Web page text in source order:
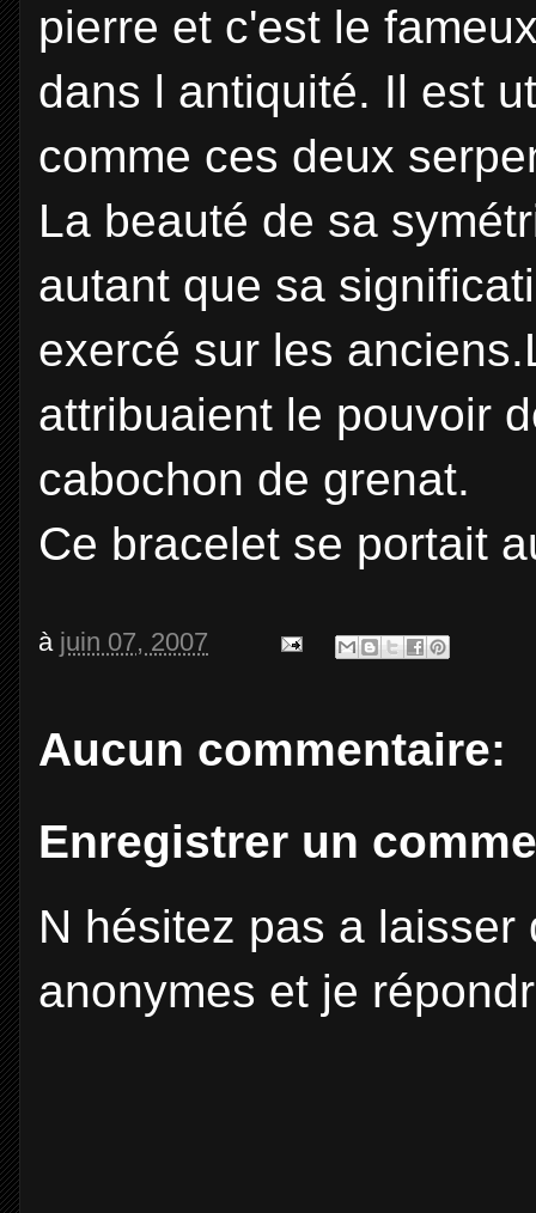
pierre et c'est le
dans l antiquité. Il est
comme ces deux
La beauté de sa
autant que sa
exercé sur les
attribuaient le pouvoir
cabochon de grenat.
Ce bracelet se portait
à juin 07, 2007
Aucun commentaire:
Enregistrer un
N hésitez pas a
anonymes et je